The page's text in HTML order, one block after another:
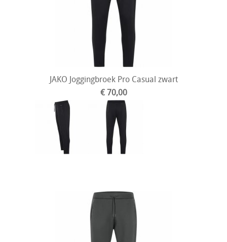
JAKO Joggingbroek Pro Casual zwart
€ 70,00